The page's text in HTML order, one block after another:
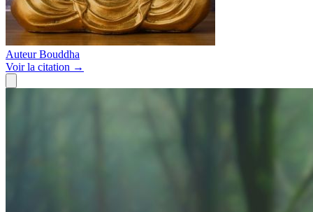
Auteur Bouddha
Voirla citation →